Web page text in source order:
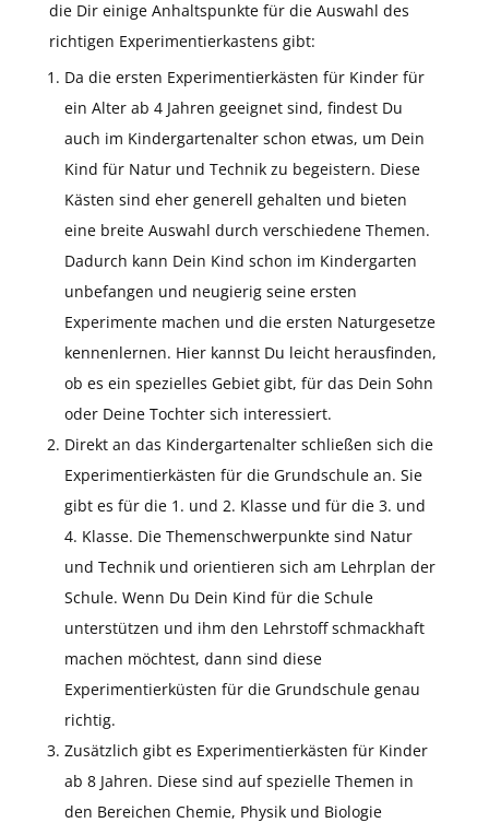
die Dir einige Anhaltspunkte für die Auswahl des
richtigen Experimentierkastens gibt:
Da die ersten Experimentierkästen für Kinder für
ein Alter ab 4 Jahren geeignet sind, findest Du
auch im Kindergartenalter schon etwas, um Dein
Kind für Natur und Technik zu begeistern. Diese
Kästen sind eher generell gehalten und bieten
eine breite Auswahl durch verschiedene Themen.
Dadurch kann Dein Kind schon im Kindergarten
unbefangen und neugierig seine ersten
Experimente machen und die ersten Naturgesetze
kennenlernen. Hier kannst Du leicht herausfinden,
ob es ein spezielles Gebiet gibt, für das Dein Sohn
oder Deine Tochter sich interessiert.
Direkt an das Kindergartenalter schließen sich die
Experimentierkästen für die Grundschule an. Sie
gibt es für die 1. und 2. Klasse und für die 3. und
4. Klasse. Die Themenschwerpunkte sind Natur
und Technik und orientieren sich am Lehrplan der
Schule. Wenn Du Dein Kind für die Schule
unterstützen und ihm den Lehrstoff schmackhaft
machen möchtest, dann sind diese
Experimentierküsten für die Grundschule genau
richtig.
Zusätzlich gibt es Experimentierkästen für Kinder
ab 8 Jahren. Diese sind auf spezielle Themen in
den Bereichen Chemie, Physik und Biologie